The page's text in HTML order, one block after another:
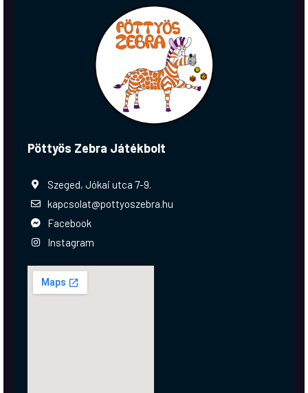
Pöttyös Zebra Játékbolt
Szeged, Jókai utca 7-9.
kapcsolat@pottyoszebra.hu
Facebook
Instagram